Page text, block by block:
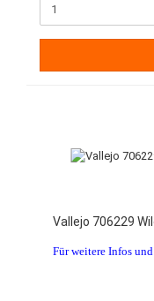
Vallejo 706229
Für weitere Infos